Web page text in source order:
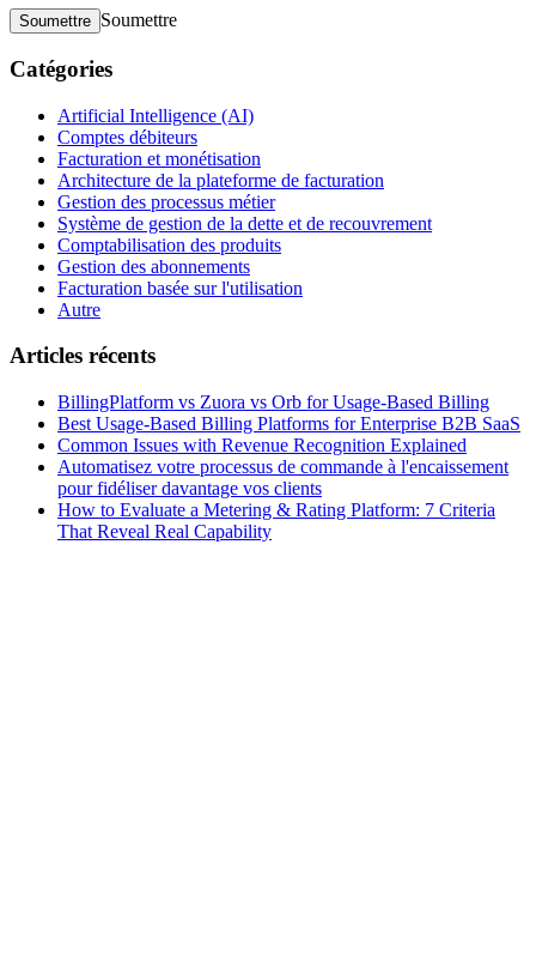
Soumettre Soumettre
Catégories
Artificial Intelligence (AI)
Comptes débiteurs
Facturation et monétisation
Architecture de la plateforme de facturation
Gestion des processus métier
Système de gestion de la dette et de recouvrement
Comptabilisation des produits
Gestion des abonnements
Facturation basée sur l'utilisation
Autre
Articles récents
BillingPlatform vs Zuora vs Orb for Usage-Based Billing
Best Usage-Based Billing Platforms for Enterprise B2B SaaS
Common Issues with Revenue Recognition Explained
Automatisez votre processus de commande à l'encaissement
pour fidéliser davantage vos clients
How to Evaluate a Metering & Rating Platform: 7 Criteria
That Reveal Real Capability